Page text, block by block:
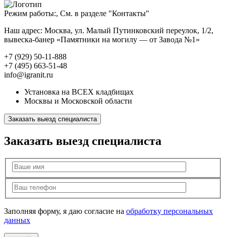
Режим работы:, См. в разделе "Контакты"
Наш адрес: Москва, ул. Малый Путинковский переулок, 1/2,
вывеска-банер «Памятники на могилу — от Завода №1»
+7 (929) 50-11-888
+7 (495) 663-51-48
info@igranit.ru
Установка на ВСЕХ кладбищах
Москвы и Московской области
Заказать выезд специалиста
Заказать выезд специалиста
Заполняя форму, я даю согласие на обработку персональных
данных